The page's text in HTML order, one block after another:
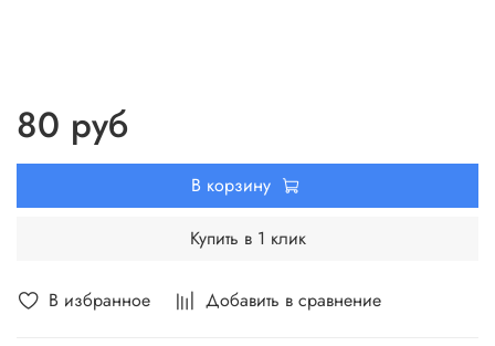
В избранное Добавить в сравнение
80 руб
В корзину
Купить в 1 клик